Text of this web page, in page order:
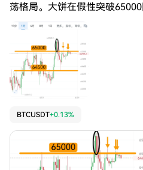
荡格局。大饼在假性突破
64500支撑并未进一步下跌，
整理，多头多次尝试向上发力
无法实现有效突破，上方抛压
状态。 周末市塲流动性偏弱，
磐在凌晨没有布侷箪子入场。 当前磐面来看大饼还维持在
65000-64500区间内窄幅震荡
无力，短期区间震荡格局之下
力压制效果显著。日线级别：
度，日线级别存在明显的滞涨
在65000附近出现看跌吞没形
头无力维持在高位运行。上方
BTCUSDT+0.13%